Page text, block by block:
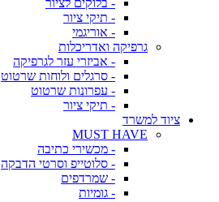
- בלוקים לציור
- תיקי ציור
- אוריגמי
גרפיקה ואדריכלות
- אביזרי עזר לגרפיקה
- סרגלים ולוחות שרטוט
- עפרונות שרטוט
- תיקי ציור
ציוד למשרד
MUST HAVE
- מכשירי כתיבה
- סלוטייפ וסרטי הדבקה
- שמרדפים
- גומיות